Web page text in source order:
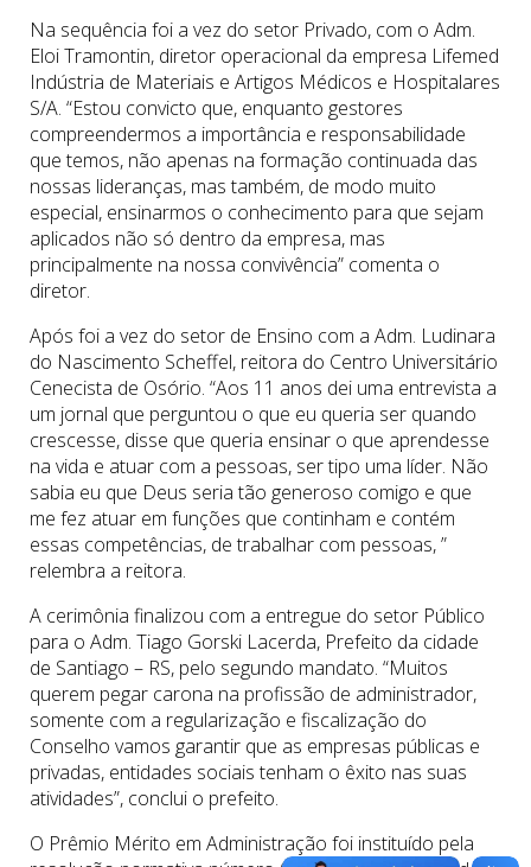
Na sequência foi a vez do setor Privado, com o Adm.
Eloi Tramontin, diretor operacional da empresa Lifemed
Indústria de Materiais e Artigos Médicos e Hospitalares
S/A. “Estou convicto que, enquanto gestores
compreendermos a importância e responsabilidade
que temos, não apenas na formação continuada das
nossas lideranças, mas também, de modo muito
especial, ensinarmos o conhecimento para que sejam
aplicados não só dentro da empresa, mas
principalmente na nossa convivência” comenta o
diretor.
Após foi a vez do setor de Ensino com a Adm. Ludinara
do Nascimento Scheffel, reitora do Centro Universitário
Cenecista de Osório. “Aos 11 anos dei uma entrevista a
um jornal que perguntou o que eu queria ser quando
crescesse, disse que queria ensinar o que aprendesse
na vida e atuar com a pessoas, ser tipo uma líder. Não
sabia eu que Deus seria tão generoso comigo e que
me fez atuar em funções que continham e contém
essas competências, de trabalhar com pessoas, ”
relembra a reitora.
A cerimônia finalizou com a entregue do setor Público
para o Adm. Tiago Gorski Lacerda, Prefeito da cidade
de Santiago – RS, pelo segundo mandato. “Muitos
querem pegar carona na profissão de administrador,
somente com a regularização e fiscalização do
Conselho vamos garantir que as empresas públicas e
privadas, entidades sociais tenham o êxito nas suas
atividades”, conclui o prefeito.
O Prêmio Mérito em Administração foi instituído pela